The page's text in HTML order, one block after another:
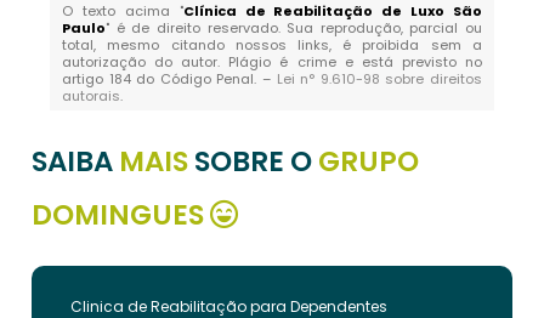
O texto acima "Clínica de Reabilitação de Luxo São
Paulo" é de direito reservado. Sua reprodução, parcial ou
total, mesmo citando nossos links, é proibida sem a
autorização do autor. Plágio é crime e está previsto no
artigo 184 do Código Penal. – Lei n° 9.610-98 sobre direitos
autorais.
SAIBA MAISSOBRE OGRUPO
DOMINGUES
Clinica de Reabilitação para Dependentes